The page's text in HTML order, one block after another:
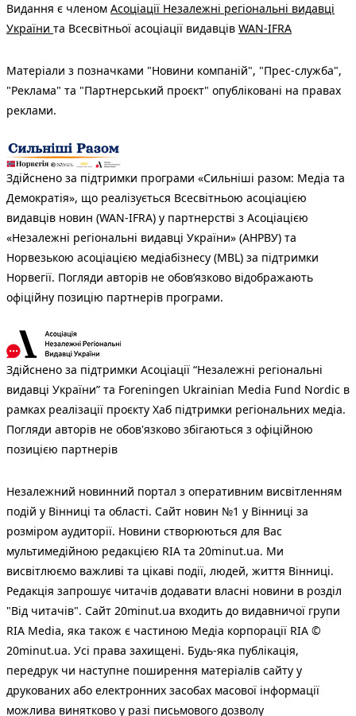
Видання є членом Асоціації Незалежні регіональні видавці
України та Всесвітньої асоціації видавців WAN-IFRA
Матеріали з позначками "Новини компаній", "Прес-служба",
"Реклама" та "Партнерський проєкт" опубліковані на правах
реклами.
Здійснено за підтримки програми «Сильніші разом: Медіа та
Демократія», що реалізується Всесвітньою асоціацією
видавців новин (WAN-IFRA) у партнерстві з Асоціацією
«Незалежні регіональні видавці України» (АНРВУ) та
Норвезькою асоціацією медіабізнесу (MBL) за підтримки
Норвегії. Погляди авторів не обов’язково відображають
офіційну позицію партнерів програми.
Здійснено за підтримки Асоціації “Незалежні регіональні
видавці України” та Foreningen Ukrainian Media Fund Nordic в
рамках реалізації проєкту Хаб підтримки регіональних медіа.
Погляди авторів не обов'язково збігаються з офіційною
позицією партнерів
Незалежний новинний портал з оперативним висвітленням
подій у Вінниці та області. Сайт новин №1 у Вінниці за
розміром аудиторії. Новини створюються для Вас
мультимедійною редакцією RIA та 20minut.ua. Ми
висвітлюємо важливі та цікаві події, людей, життя Вінниці.
Редакція запрошує читачів додавати власні новини в розділ
"Від читачів". Сайт 20minut.ua входить до видавничої групи
RIA Media, яка також є частиною Медіа корпорації RIA ©
20minut.ua. Усі права захищені. Будь-яка публiкацiя,
передрук чи наступне поширення матеріалів сайту у
друкованих або електронних засобах масової інформації
можлива винятково у разі письмового дозволу